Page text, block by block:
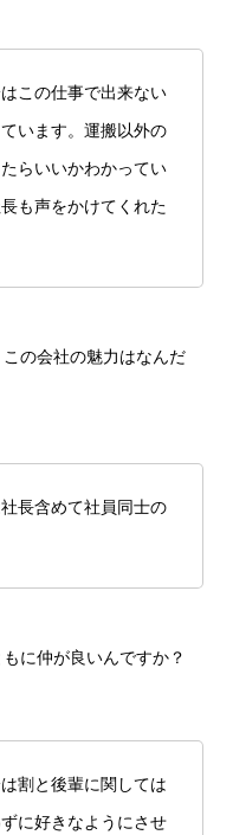
この仕事で出来ない
います。運搬以外の
らいいかわかってい
も声をかけてくれた
の会社の魅力はなんだ
長含めて社員同士の
に仲が良いんですか？
割と後輩に関しては
に好きなようにさせ